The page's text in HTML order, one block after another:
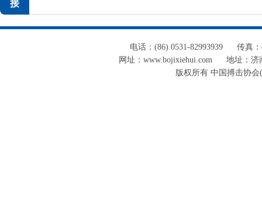
接
电话：(86) 0531-82993939
传真
网址：www.bojixiehui.com
地址：济
版权所有 中国搏击协会